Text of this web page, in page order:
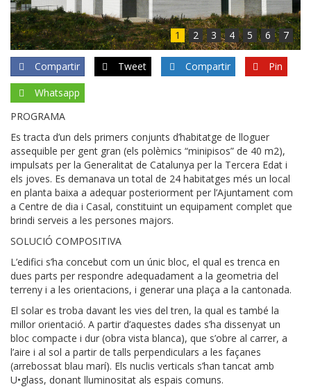
1 2 3 4 5 6 7
Compartir Tweet Compartir
Pin
Whatsapp
PROGRAMA
Es tracta d’un dels primers conjunts d’habitatge de lloguer
assequible per gent gran (els polèmics “minipisos” de 40 m2),
impulsats per la Generalitat de Catalunya per la Tercera Edat i
els joves. Es demanava un total de 24 habitatges més un local
en planta baixa a adequar posteriorment per l’Ajuntament com
a Centre de dia i Casal, constituint un equipament complet que
brindi serveis a les persones majors.
SOLUCIÓ COMPOSITIVA
L’edifici s’ha concebut com un únic bloc, el qual es trenca en
dues parts per respondre adequadament a la geometria del
terreny i a les orientacions, i generar una plaça a la cantonada.
El solar es troba davant les vies del tren, la qual es també la
millor orientació. A partir d’aquestes dades s’ha dissenyat un
bloc compacte i dur (obra vista blanca), que s’obre al carrer, a
l’aire i al sol a partir de talls perpendiculars a les façanes
(arrebossat blau marí). Els nuclis verticals s’han tancat amb
U•glass, donant lluminositat als espais comuns.